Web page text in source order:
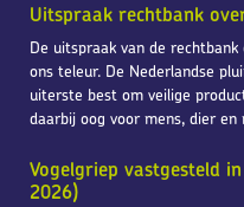
Uitspraak rechtbank
De uitspraak van de
ons teleur. De Nederlandse
uiterste best om veilige
daarbij oog voor mens, dier en
Vogelgriep vastgesteld
2026)